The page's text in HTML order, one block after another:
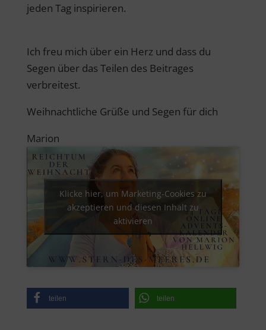
jeden Tag inspirieren.
Ich freu mich über ein Herz und dass du
Segen über das Teilen des Beitrages
verbreitest.
Weihnachtliche Grüße und Segen für dich
Marion
Klicke hier, um Marketing-Cookies zu
akzeptieren und diesen Inhalt zu
aktivieren
teilen teilen